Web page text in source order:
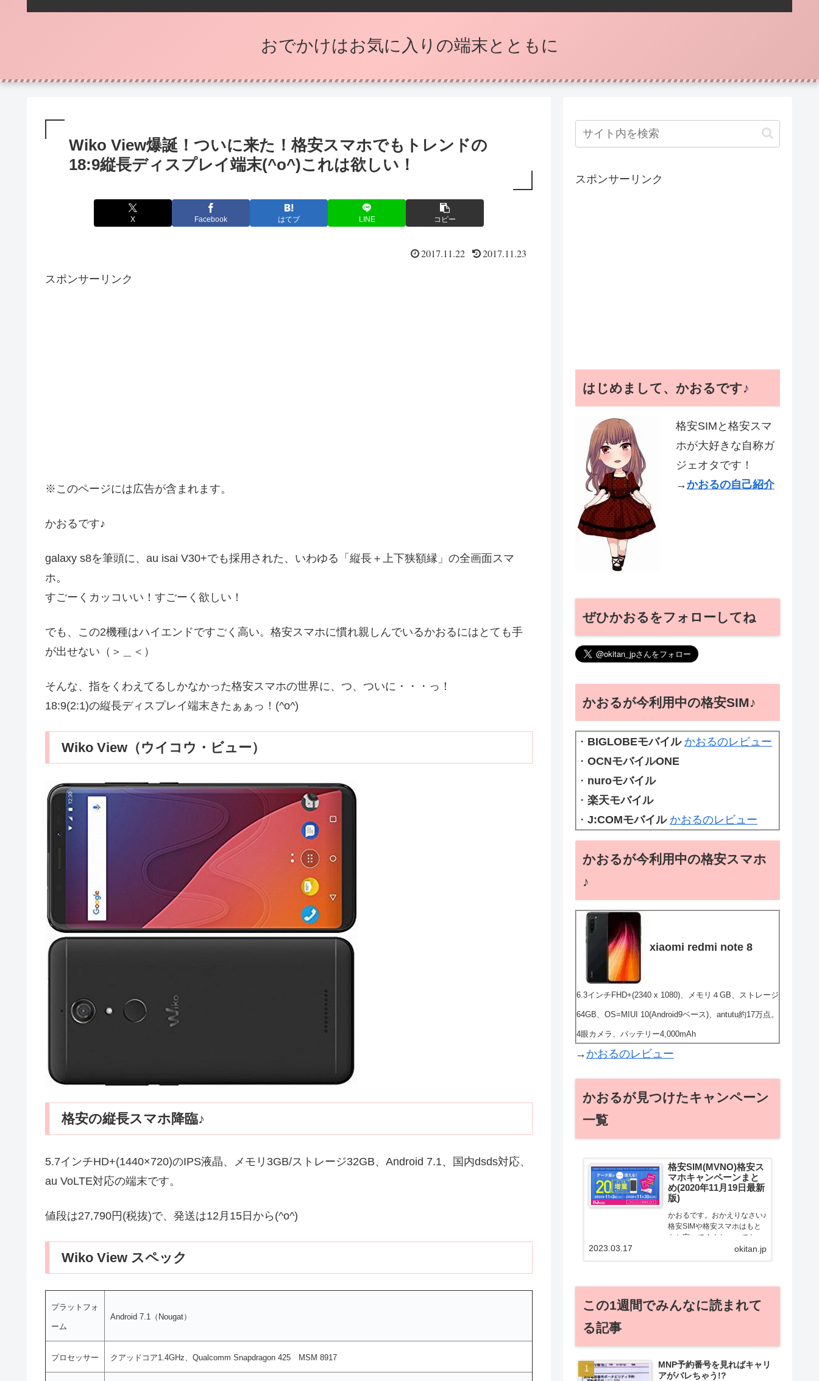
おでかけはお気に入りの端末とともに
Wiko View爆誕！ついに来た！格安スマホでもトレンドの
18:9縦長ディスプレイ端末(^o^)これは欲しい！
X Facebook はてブ LINE コピー
2017.11.22 2017.11.23
スポンサーリンク
※このページには広告が含まれます。
かおるです♪
galaxy s8を筆頭に、au isai V30+でも採用された、いわゆる「縦長＋上下狭額縁」の全画面スマ
ホ。
すごーくカッコいい！すごーく欲しい！
でも、この2機種はハイエンドですごく高い。格安スマホに慣れ親しんでいるかおるにはとても手
が出せない（＞＿＜）
そんな、指をくわえてるしかなかった格安スマホの世界に、つ、ついに・・・っ！
18:9(2:1)の縦長ディスプレイ端末きたぁぁっ！(^o^)
Wiko View（ウイコウ・ビュー）
格安の縦長スマホ降臨♪
5.7インチHD+(1440×720)のIPS液晶、メモリ3GB/ストレージ32GB、Android 7.1、国内dsds対応、
au VoLTE対応の端末です。
値段は27,790円(税抜)で、発送は12月15日から(^o^)
Wiko View スペック
プラットフォ
ーム
Android 7.1（Nougat）
プロセッサー クアッドコア1.4GHz、Qualcomm Snapdragon 425 MSM 8917
スポンサーリンク
はじめまして、かおるです♪
格安SIMと格安スマ
ホが大好きな自称ガ
ジェオタです！
→かおるの自己紹介
ぜひかおるをフォローしてね
かおるが今利用中の格安SIM♪
・ BIGLOBEモバイル かおるのレビュー
・ OCNモバイルONE
・ nuroモバイル
・ 楽天モバイル
・ J:COMモバイル かおるのレビュー
かおるが今利用中の格安スマホ
♪
xiaomi redmi note 8
6.3インチFHD+(2340 x 1080)、メモリ４GB、ストレージ
64GB、OS=MIUI 10(Android9ベース)、antutu約17万点。
4眼カメラ、バッテリー4,000mAh
→かおるのレビュー
かおるが見つけたキャンペーン
一覧
格安SIM(MVNO)格安ス
マホキャンペーンまと
め(2020年11月19日最新
版)
かおるです。おかえりなさい♪
格安SIMや格安スマホはもと
もと安いですよねー。でも！
どうせ契約するなら安くお得
かおるが調べた案件をこっ
そ...
okitan.jp
2023.03.17
この1週間でみんなに読まれて
る記事
MNP予約番号を見ればキャリ
アがバレちゃう!?